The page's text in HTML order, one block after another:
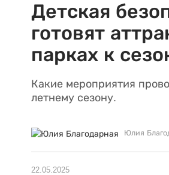
Детская
готовят
парках к
Какие мероприятия
летнему сезону.
Юлия
22.05.2025